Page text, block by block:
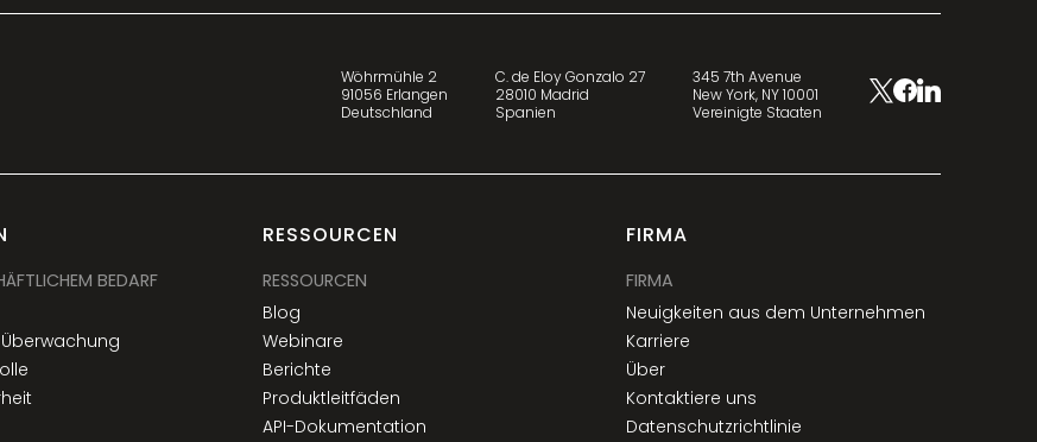
Wöhrmühle 2
91056 Erlangen
Deutschland
C. de Eloy Gonzalo 27
28010 Madrid
Spanien
345 7th Avenue
New York, NY 10001
Vereinigte Staaten
BEDARF
RESSOURCEN
RESSOURCEN
Blog
Webinare
Berichte
Produktleitfäden
API-Dokumentation
FIRMA
FIRMA
Neuigkeiten aus dem Unternehmen
Karriere
Über
Kontaktiere uns
Datenschutzrichtlinie